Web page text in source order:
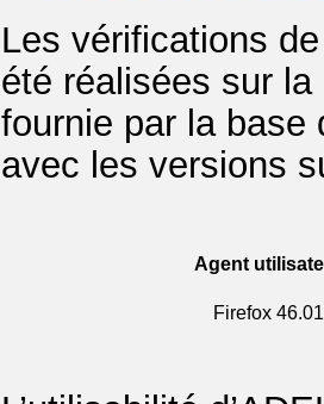
Les vérifications
été réalisées sur
fournie par la base
avec les versions
Agent
Firefox46.01